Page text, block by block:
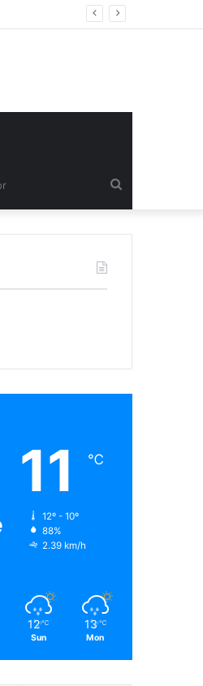
for
11 ℃
12º - 10º
88%
2.39 km/h
12 ℃
Sun
13 ℃
Mon